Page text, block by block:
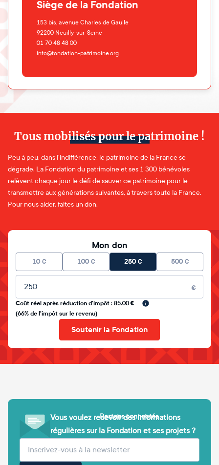
Siège de la Fondation
153 bis, avenue Charles de Gaulle
92200 Neuilly-sur-Seine
01 70 48 48 00
info@fondation-patrimoine.org
Tous mobilisés pour le patrimoine !
Peu à peu, dans l’indifférence, le patrimoine de la France se
dégrade. La Fondation du patrimoine et ses 1 300 bénévoles
relèvent chaque jour le défi de sauver ce patrimoine pour le
transmettre aux générations suivantes, à travers toute la France.
Pour nous aider, faites un don.
Mon don
10 € 100 € 250€ 500 €
Montant libre
€
Coût réel après réduction d'impôt : 85.00 €
(66% de l'impôt sur le revenu)
Soutenir la Fondation
Vous voulez recevoir des informations
régulières sur la Fondation et ses projets ?
Votre adresse e-mail
Restons connectés